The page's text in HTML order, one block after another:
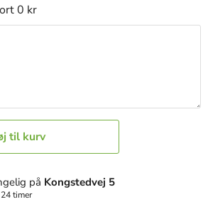
0 kr
til kurv
på Kongstedvej 5
timer